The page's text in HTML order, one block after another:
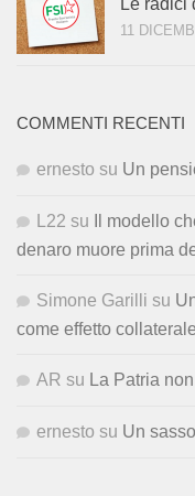
Le radici
11
COMMENTI RECENTI
ernesto su Un
L22 su
Il modello
denaro muore prima
Simone Garilli su
come effetto
AR su La Patria
ernesto su Un